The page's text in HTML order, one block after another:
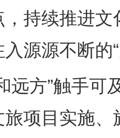
，持续推进
源源不断的
方”触手可
旅项目实施